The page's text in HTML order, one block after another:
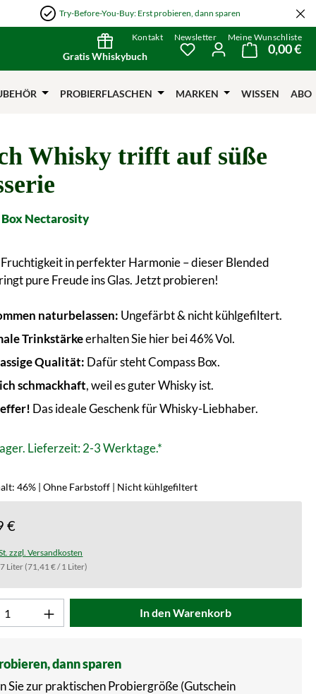
Try-Before-You-Buy: Erst probieren, dann sparen
Kontakt Newsletter Meine Wunschliste
Gratis Whiskybuch
Du hast 0 Produkte
0,00 €
PROBIERFLASCHEN MARKEN WISSEN ABO
Whisky trifft auf süße
Box Nectarosity
Fruchtigkeit in perfekter Harmonie – dieser Blended
pure Freude ins Glas. Jetzt probieren!
naturbelassen: Ungefärbt & nicht kühlgefiltert.
Trinkstärkeerhalten Sie hier bei 46% Vol.
Qualität: Dafür steht Compass Box.
schmackhaft, weil es guter Whisky ist.
Das ideale Geschenk für Whisky-Liebhaber.
Lieferzeit: 2-3 Werktage.*
46% | Ohne Farbstoff | Nicht kühlgefiltert
€
zzgl. Versandkosten
Liter(71,41 € / 1 Liter)
Anzahl: Gib den gewünschten Wert ein
In den Warenkorb
dann sparen
Sie zur praktischen Probiergröße (Gutschein